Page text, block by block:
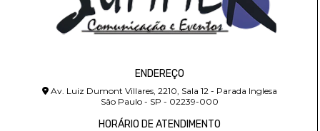
ENDEREÇO
Av. Luiz Dumont Villares, 2210, Sala 12 - Parada Inglesa
São Paulo - SP - 02239-000
HORÁRIO DE ATENDIMENTO